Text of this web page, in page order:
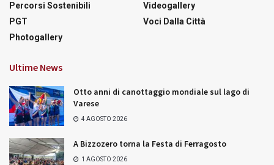
Percorsi Sostenibili
PGT
Photogallery
Videogallery
Voci Dalla Città
Ultime News
Otto anni di canottaggio mondiale sul lago di
Varese
4 AGOSTO 2026
A Bizzozero torna la Festa di Ferragosto
1 AGOSTO 2026